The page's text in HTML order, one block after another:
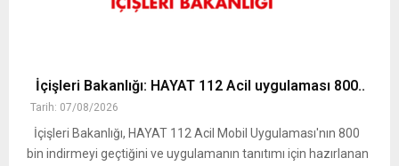
İçişleri Bakanlığı: HAYAT 112 Acil uygulaması 800..
Tarih: 07/08/2026
İçişleri Bakanlığı, HAYAT 112 Acil Mobil Uygulaması'nın 800
bin indirmeyi geçtiğini ve uygulamanın tanıtımı için hazırlanan